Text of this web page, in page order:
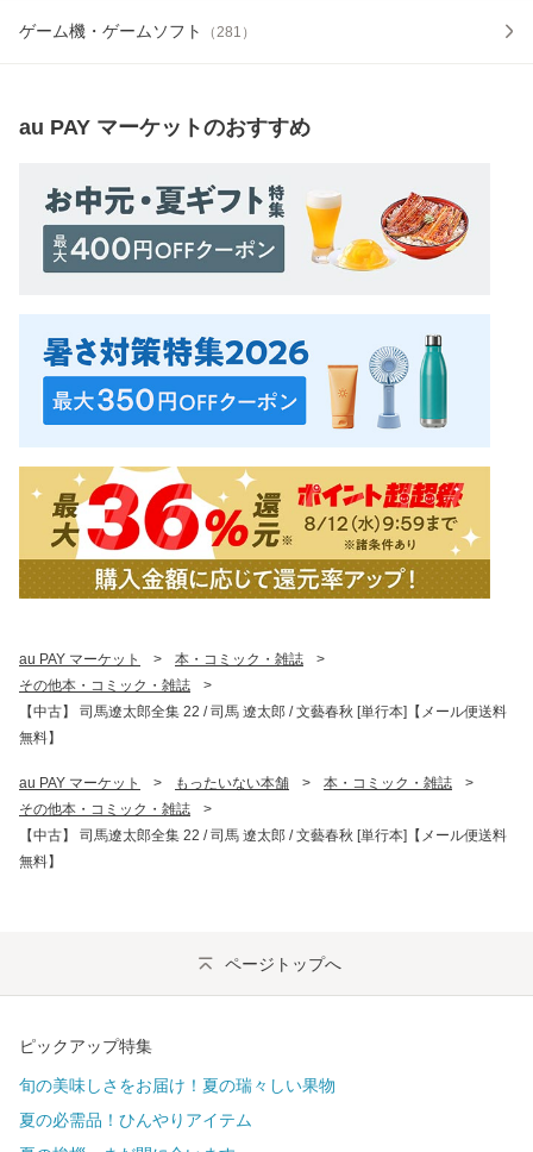
ゲーム機・ゲームソフト （281 ）
au PAY マーケットのおすすめ
au PAY マーケット > 本・コミック・雑誌
>
その他本・コミック・雑誌
>
【中古】 司馬遼太郎全集 22 / 司馬 遼太郎 / 文藝春秋 [単行本]【メール便送料
無料】
au PAY マーケット > もったいない本舗 > 本・コミック・雑誌
>
その他本・コミック・雑誌
>
【中古】 司馬遼太郎全集 22 / 司馬 遼太郎 / 文藝春秋 [単行本]【メール便送料
無料】
ページトップへ
ピックアップ特集
旬の美味しさをお届け！夏の瑞々しい果物
夏の必需品！ひんやりアイテム